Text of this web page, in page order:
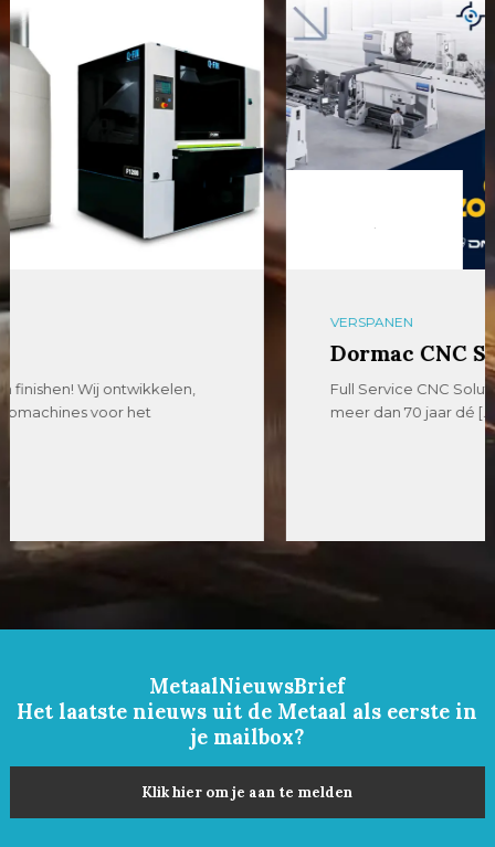
Full Service CNC Solutions Dormac CNC Solutions is al
meer dan 70 jaar dé […]
MetaalNieuwsBrief
Het laatste nieuws uit de Metaal als eerste in
je mailbox?
Klik hier om je aan te melden